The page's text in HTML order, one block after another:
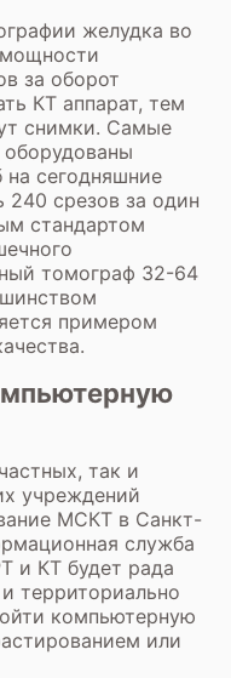
желудка во
за оборот
КТ аппарат, тем
снимки. Самые
сегодняшние
240 срезов за один
стандартом
томограф 32-64
примером
так и
учреждений
МСКТ в Санкт-
служба
и КТ будет рада
территориально
компьютерную
или